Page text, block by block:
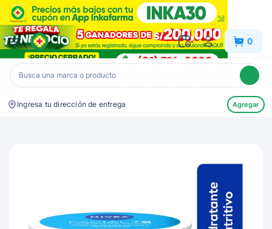
Inkafarma 0
Ingresa tu dirección de entrega Agregar